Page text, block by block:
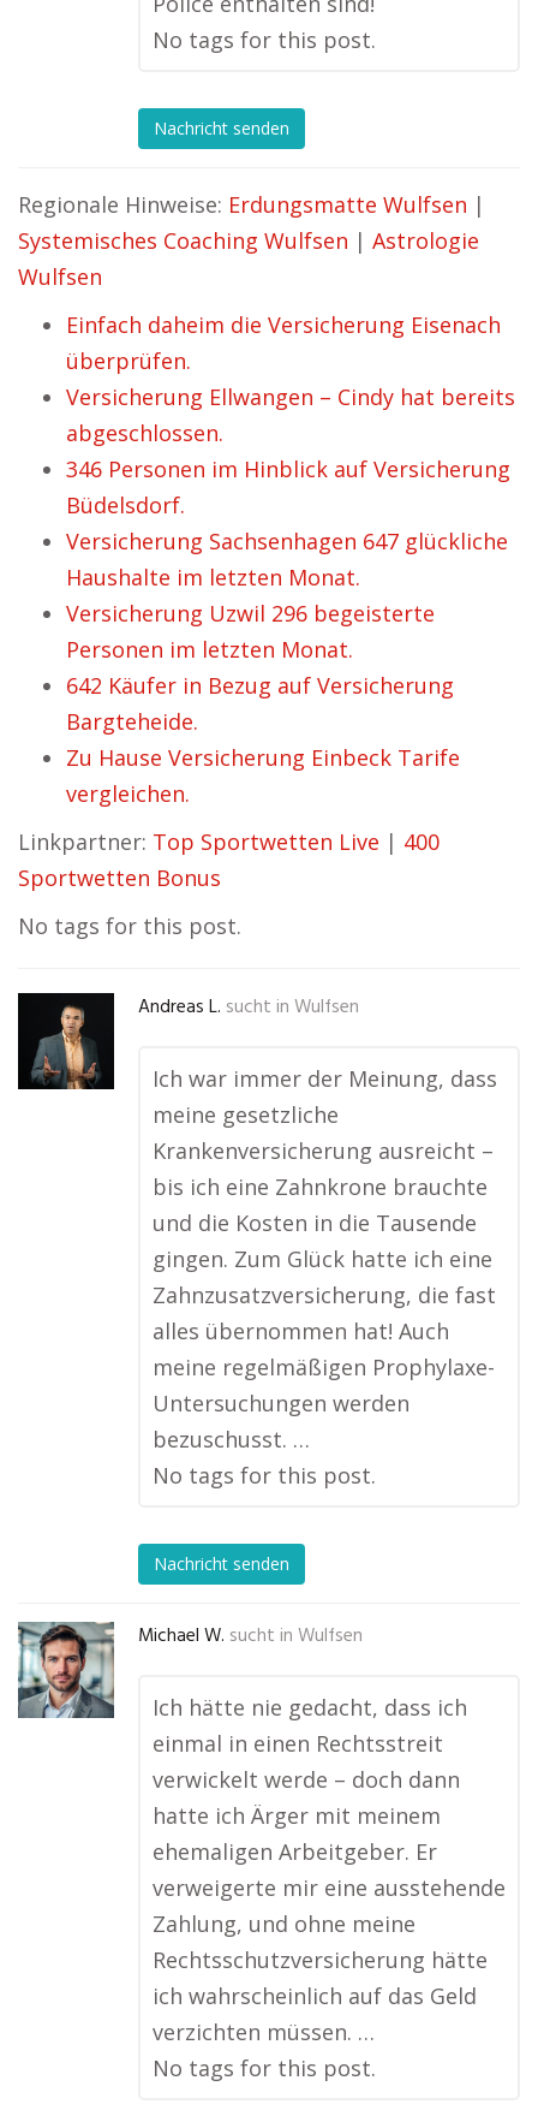
No tags for this post.
Nachricht senden
Regionale Hinweise: Erdungsmatte Wulfsen |
Systemisches Coaching Wulfsen | Astrologie
Wulfsen
Einfach daheim die Versicherung Eisenach
überprüfen.
Versicherung Ellwangen – Cindy hat bereits
abgeschlossen.
346 Personen im Hinblick auf Versicherung
Büdelsdorf.
Versicherung Sachsenhagen 647 glückliche
Haushalte im letzten Monat.
Versicherung Uzwil 296 begeisterte
Personen im letzten Monat.
642 Käufer in Bezug auf Versicherung
Bargteheide.
Zu Hause Versicherung Einbeck Tarife
vergleichen.
Linkpartner: Top Sportwetten Live | 400
Sportwetten Bonus
No tags for this post.
Andreas L. sucht in Wulfsen
Ich war immer der Meinung, dass
meine gesetzliche
Krankenversicherung ausreicht –
bis ich eine Zahnkrone brauchte
und die Kosten in die Tausende
gingen. Zum Glück hatte ich eine
Zahnzusatzversicherung, die fast
alles übernommen hat! Auch
meine regelmäßigen Prophylaxe-
Untersuchungen werden
bezuschusst. …
No tags for this post.
Nachricht senden
Michael W. sucht in Wulfsen
Ich hätte nie gedacht, dass ich
einmal in einen Rechtsstreit
verwickelt werde – doch dann
hatte ich Ärger mit meinem
ehemaligen Arbeitgeber. Er
verweigerte mir eine ausstehende
Zahlung, und ohne meine
Rechtsschutzversicherung hätte
ich wahrscheinlich auf das Geld
verzichten müssen. …
No tags for this post.